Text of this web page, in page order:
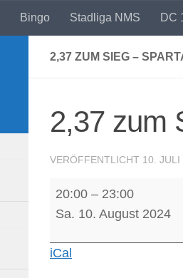
Bingo Stadliga NMS DC
2,37 ZUM SIEG –
2,37 zum
VERÖFFENTLICHT 10. JULI
2,37
zum
-
20:00 – 23:00
Sa. 10. August 2024
iCal